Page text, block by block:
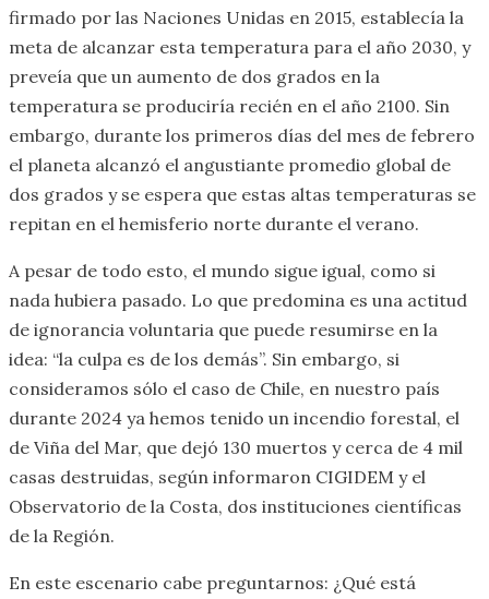
firmado por las Naciones Unidas en 2015, establecía la
meta de alcanzar esta temperatura para el año 2030, y
preveía que un aumento de dos grados en la
temperatura se produciría recién en el año 2100. Sin
embargo, durante los primeros días del mes de febrero
el planeta alcanzó el angustiante promedio global de
dos grados y se espera que estas altas temperaturas se
repitan en el hemisferio norte durante el verano.
A pesar de todo esto, el mundo sigue igual, como si
nada hubiera pasado. Lo que predomina es una actitud
de ignorancia voluntaria que puede resumirse en la
idea: “la culpa es de los demás”. Sin embargo, si
consideramos sólo el caso de Chile, en nuestro país
durante 2024 ya hemos tenido un incendio forestal, el
de Viña del Mar, que dejó 130 muertos y cerca de 4 mil
casas destruidas, según informaron CIGIDEM y el
Observatorio de la Costa, dos instituciones científicas
de la Región.
En este escenario cabe preguntarnos: ¿Qué está